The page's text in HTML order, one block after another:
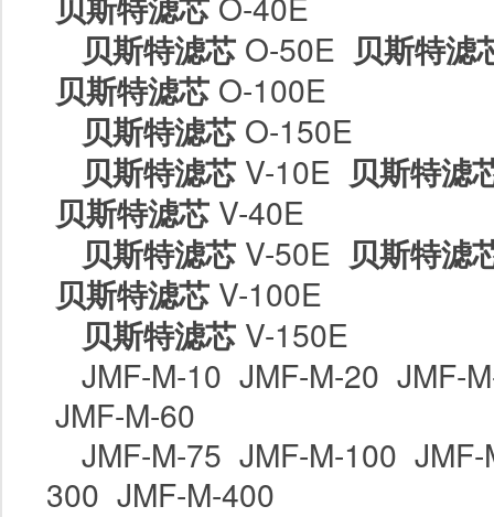
贝斯特滤芯 O-50E 贝斯特滤
贝斯特滤芯 O-100E
贝斯特滤芯 O-150E
贝斯特滤芯 V-10E 贝斯特滤
贝斯特滤芯 V-40E
贝斯特滤芯 V-50E 贝斯特滤
贝斯特滤芯 V-100E
贝斯特滤芯 V-150E
JMF-M-10 JMF-M-20 JMF-
JMF-M-60
JMF-M-75 JMF-M-100
300 JMF-M-400